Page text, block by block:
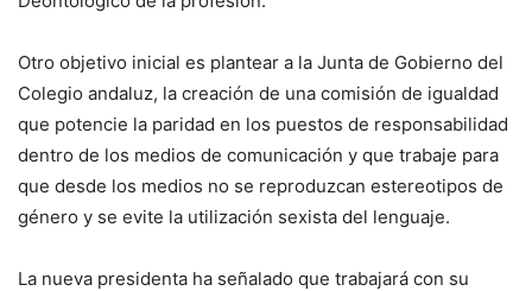
Otro objetivo inicial es plantear a la Junta de Gobierno del
Colegio andaluz, la creación de una comisión de igualdad
que potencie la paridad en los puestos de responsabilidad
dentro de los medios de comunicación y que trabaje para
que desde los medios no se reproduzcan estereotipos de
género y se evite la utilización sexista del lenguaje.
La nueva presidenta ha señalado que trabajará con su